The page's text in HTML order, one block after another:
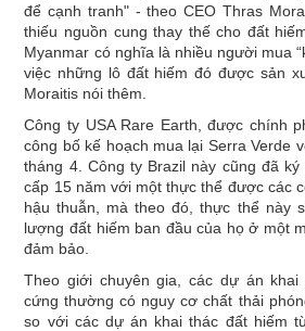
để cạnh tranh" - theo CEO Thras
thiếu nguồn cung thay thế cho đất
Myanmar có nghĩa là nhiều người mua
việc những lô đất hiếm đó được sản
Moraitis nói thêm.
Công ty USA Rare Earth, được chính
công bố kế hoạch mua lại Serra Verde
tháng 4. Công ty Brazil này cũng đã
cấp 15 năm với một thực thể được các
hậu thuẫn, mà theo đó, thực thể này
lượng đất hiếm ban đầu của họ ở một
đảm bảo.
Theo giới chuyên gia, các dự án
cứng thường có nguy cơ chất thải
so với các dự án khai thác đất hiếm